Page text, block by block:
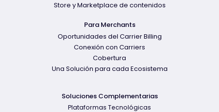
Store y Marketplace de contenidos
Para Merchants
Oportunidades del Carrier Billing
Conexión con Carriers
Cobertura
Una Solución para cada Ecosistema
Soluciones Complementarias
Plataformas Tecnológicas